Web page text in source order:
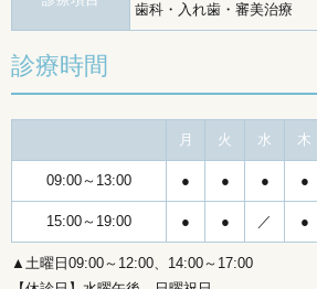
歯科・入れ歯・審美治療
診療時間
月 火 水 木
09:00～13:00 ● ● ● ●
15:00～19:00 ● ● ／ ●
▲土曜日09:00～12:00、14:00～17:00